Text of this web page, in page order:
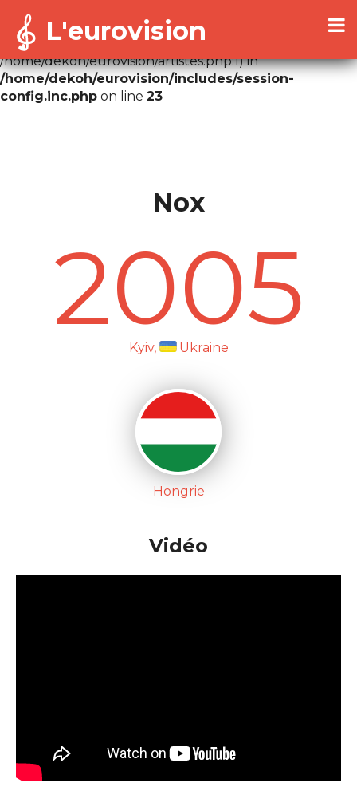
Warning
: Cannot modify header information - headers
already sent by (output started at
/home/dekoh/eurovision/artistes.php:1) in
/home/dekoh/eurovision/includes/session-
config.inc.php on line 23
L'eurovision
Nox
2005
Kyiv, Ukraine
Hongrie
Vidéo